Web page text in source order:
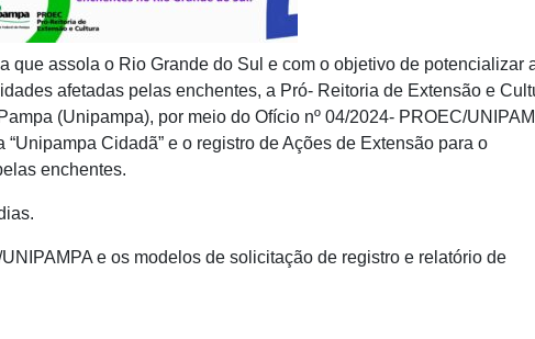
que assola o Rio Grande do Sul e com o objetivo de potencializar
afetadas pelas enchentes, a Pró- Reitoria de Extensão e
(Unipampa), por meio do Ofício nº 04/2024- PROEC/
Cidadã” e o registro de Ações de Extensão para o
enchentes.
e os modelos de solicitação de registro e relatório de